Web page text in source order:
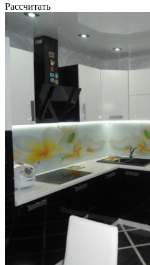
Рассчитать